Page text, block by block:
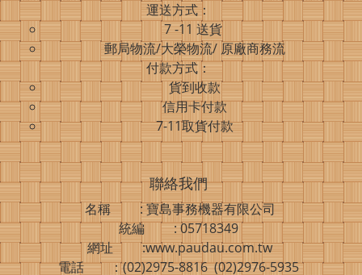
運送方式：
7 -11 送貨
郵局物流/大榮物流/ 原廠商務流
付款方式：
貨到收款
信用卡付款
7-11取貨付款
聯絡我們
名稱 : 寶島事務機器有限公司
統編 : 05718349
網址 :www.paudau.com.tw
電話 ：(02)2975-8816 (02)2976-5935